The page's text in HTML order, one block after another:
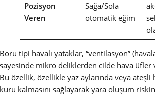
Pozisyon
Veren
Sağa/Sola
otomatik eğim
Boru tipi havalı yataklar, “ventilasyon”
sayesinde mikro deliklerden cilde hava üfler
Bu özellik, özellikle yaz aylarında veya ateşli
kuru kalmasını sağlayarak yara oluşum